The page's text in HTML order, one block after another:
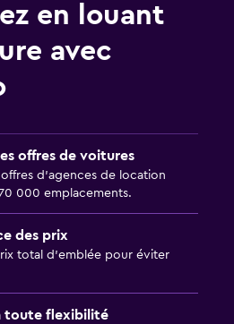
en louant
avec
offres de voitures
d’agences de location
000 emplacements.
des prix
total d’emblée pour éviter
toute flexibilité